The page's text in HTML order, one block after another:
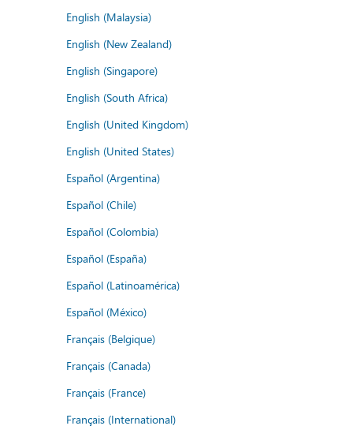
English (Malaysia)
English (New Zealand)
English (Singapore)
English (South Africa)
English (United Kingdom)
English (United States)
Español (Argentina)
Español (Chile)
Español (Colombia)
Español (España)
Español (Latinoamérica)
Español (México)
Français (Belgique)
Français (Canada)
Français (France)
Français (International)